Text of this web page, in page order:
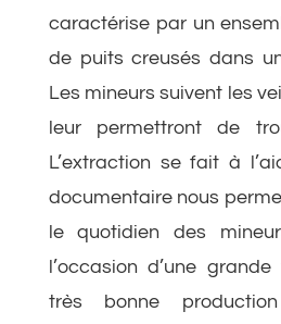
caractérise par un
de puits creusés dans
Les mineurs suivent les
leur permettront de
L’extraction se fait à
documentaire nous
le quotidien des
l’occasion d’une
très bonne